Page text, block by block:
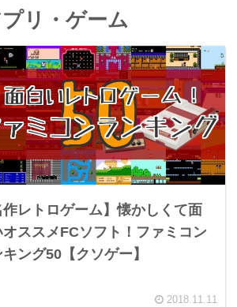
リ・ゲーム
作レトロゲーム】懐かしくて面
オススメFCソフト！ファミコン
キング50【クソゲー】
2018.11.11